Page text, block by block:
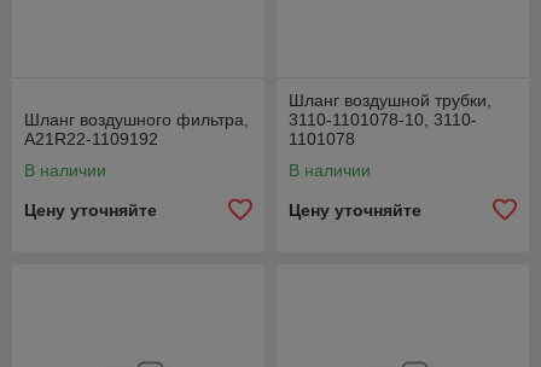
Шланг воздушного фильтра,
А21R22-1109192
В наличии
Цену уточняйте
Шланг воздушной трубки,
3110-1101078-10, 3110-
1101078
В наличии
Цену уточняйте